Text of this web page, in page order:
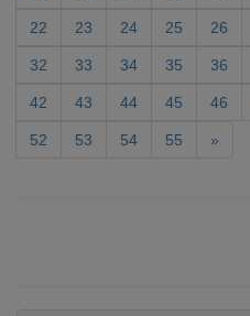
22 23 24 25 26
32 33 34 35 36
42 43 44 45 46
52 53 54 55 »